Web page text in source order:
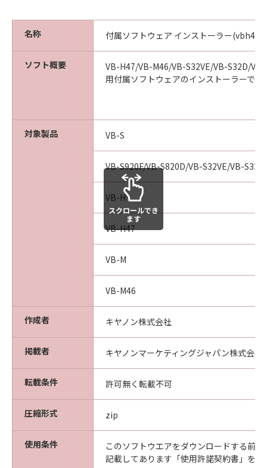
への適合性または「許諾ソフトウェア」に
欠陥がないことを含め、いかなる保証もし
ません。
ソフトウェア」の入手日より90日の間、通
常の使用状態において、「許諾ソフトウェ
ア」が記録された媒体（以下「メディア」
といいます。）に物理的な欠陥がないこと
を保証します。キヤノン、キヤノンの子会
社、キヤノンの関連会社、それらの販売代
理店および販売店のすべての責任及びお客
様の唯一の救済は、かかる保証を満たさな
い「メディア」の交換のみとします。但
し、かかる保証は、「メディア」の欠陥
が、「許諾ソフトウェア」の事故、誤用、
または乱用により生じた場合には無効とな
るものとします。
(3) キヤノン、キヤノンの子会社、それら
の販売代理店および販売店は、「許諾ソフ
トウェア」の使用または使用不能から生ず
るいかなる損害（逸失利益およびその他の
派生的または付随的な損害を含むがこれら
に限定されない）について、一切責任を負
わないものとします。たとえ、キヤノン、
キヤノンの子会社、それらの販売代理店ま
たは販売店がかかる損害の可能性について
知らされていた場合でも同様です。
名称 付属ソフトウェア インストーラー(vbh47-
ソフト概要
VB-H47/VB-M46/VB-S32VE/VB-S32D/
用付属ソフトウェアのインストーラーです
対象製品 VB-S
VB-S920F/VB-S820D/VB-S32VE/VB-S32D
VB-H
VB-H47
VB-M
VB-M46
作成者 キヤノン株式会社
掲載者 キヤノンマーケティングジャパン株式会社
転載条件 許可無く転載不可
圧縮形式 zip
使用条件
このソフトウエアをダウンロードする前
記載してあります「使用許諾契約書」を
スクロールでき
ます